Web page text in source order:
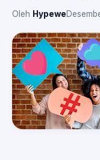
Oleh Hypewe